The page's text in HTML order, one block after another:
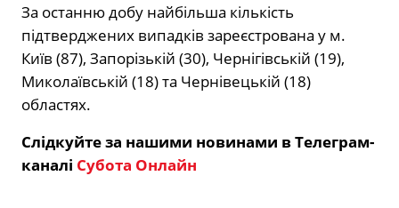
За останню добу найбільша кількість
підтверджених випадків зареєстрована у м.
Київ (87), Запорізькій (30), Чернігівській (19),
Миколаївській (18) та Чернівецькій (18)
областях.
Слідкуйте за нашими новинами в Телеграм-
каналі Субота Онлайн